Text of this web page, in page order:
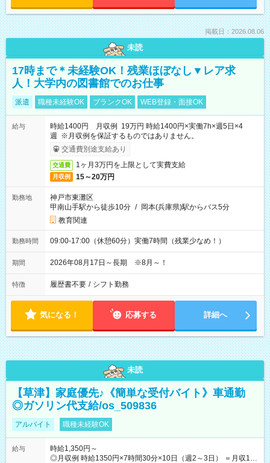
掲載日：2026.08.06
未読
17時まで＊未経験OK！残業ほぼなし▼レア求
人！大学内の図書館でのお仕事
派遣 職種未経験OK ブランクOK WEB登録・面接OK
給与
時給1400円 月収例 19万円 時給1400円×実働7h×週5日×4
週 ※月収例を保証するものではありません。
交通費別途支給あり
交通費 1ヶ月3万円を上限として実費支給
月収例 15～20万円
勤務地
神戸市東灘区
甲南山手駅から徒歩10分 / 岡本(兵庫県)駅からバス5分
教育関連
勤務時間 09:00-17:00（休憩60分）実働7時間（残業少なめ！）
期間 2026年08月17日～長期 ※8月～！
特徴 履歴書不要 / シフト勤務
気になる！ 応募する 詳細へ
未読
【草津】家庭優先♪《簡単な受付バイト》車通勤
◎ガソリン代支給/os_509836
アルバイト 職種未経験OK
給与
時給1,350円～
◎月収例 時給1350円×7時間30分×10日（週2～3日） ＝月収10